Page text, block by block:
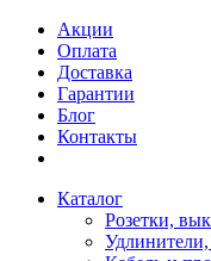
Акции
Оплата
Доставка
Гарантии
Блог
Контакты
Каталог
Розетки,